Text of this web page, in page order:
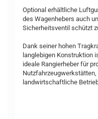
Optional erhältliche
des Wagenhebers auch
Sicherheitsventil schützt
Dank seiner hohen
langlebigen Konstruktion
ideale Rangierheber für
Nutzfahrzeugwerkstätten,
landwirtschaftliche